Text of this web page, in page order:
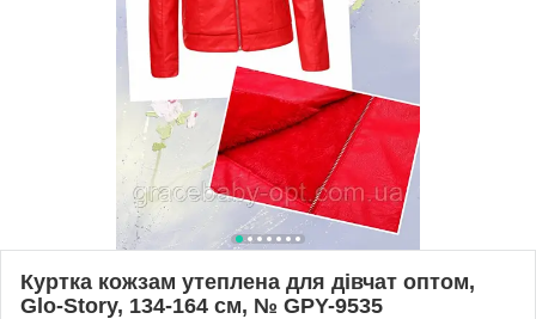
Куртка кожзам утеплена для дівчат оптом,
Glo-Story, 134-164 см, № GPY-9535